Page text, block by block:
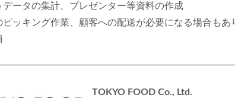
データの集計、プレゼンター等資料の作成
ピッキング作業、顧客への配送が必要になる場合もあ
TOKYO FOOD Co., Ltd.